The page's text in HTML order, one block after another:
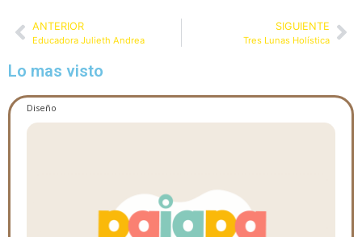
ANTERIOR
Educadora Julieth Andrea
SIGUIENTE
Tres Lunas Holística
Lo mas visto
Diseño